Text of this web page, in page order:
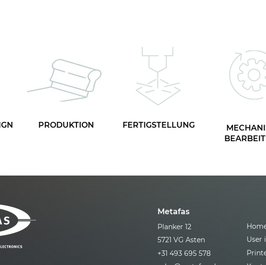
PRODUKTION FERTIGSTELLUNG
Metafas
Planker 12
5721 VG Asten
+31 493 695 578
User